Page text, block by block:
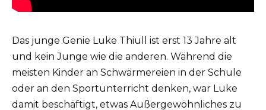
Das junge Genie Luke Thiull ist erst 13 Jahre alt
und kein Junge wie die anderen. Während die
meisten Kinder an Schwärmereien in der Schule
oder an den Sportunterricht denken, war Luke
damit beschäftigt, etwas Außergewöhnliches zu